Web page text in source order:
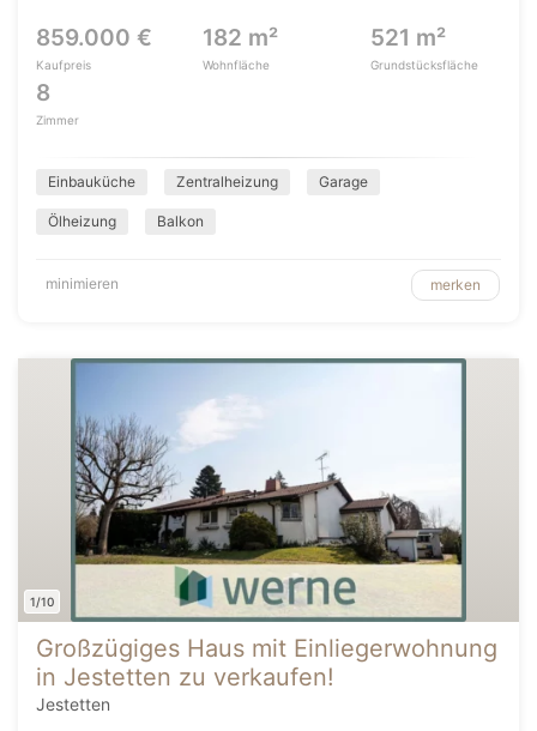
859.000 €
Kaufpreis
182 m²
Wohnfläche
521 m²
Grundstücksfläche
8
Zimmer
Einbauküche Zentralheizung Garage
Ölheizung Balkon
minimieren merken
1/10
Großzügiges Haus mit Einliegerwohnung
in Jestetten zu verkaufen!
Jestetten